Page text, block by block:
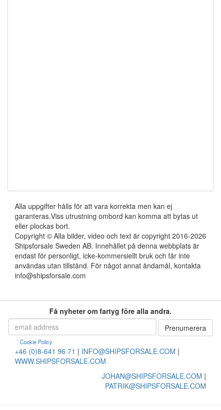
Alla uppgifter hålls för att vara korrekta men kan ej
garanteras.Viss utrustning ombord kan komma att bytas ut
eller plockas bort.
Copyright © Alla bilder, video och text är copyright 2016-2026
Shipsforsale Sweden AB. Innehållet på denna webbplats är
endast för personligt, icke-kommersiellt bruk och får inte
användas utan tillstånd. För något annat ändamål, kontakta
info@shipsforsale.com
Få nyheter om fartyg före alla andra.
Cookie Policy
+46 (0)8-641 96 71 | INFO@SHIPSFORSALE.COM |
WWW.SHIPSFORSALE.COM
JOHAN@SHIPSFORSALE.COM |
PATRIK@SHIPSFORSALE.COM